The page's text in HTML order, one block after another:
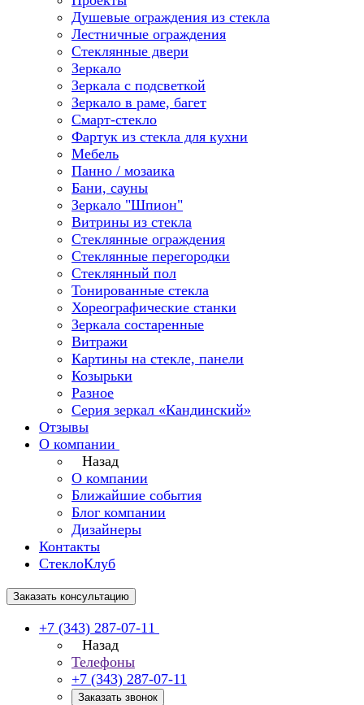
Душевые ограждения из стекла
Лестничные ограждения
Стеклянные двери
Зеркало
Зеркала с подсветкой
Зеркало в раме, багет
Смарт-стекло
Фартук из стекла для кухни
Мебель
Панно / мозаика
Бани, сауны
Зеркало "Шпион"
Витрины из стекла
Стеклянные ограждения
Стеклянные перегородки
Стеклянный пол
Тонированные стекла
Хореографические станки
Зеркала состаренные
Витражи
Картины на стекле, панели
Козырьки
Разное
Серия зеркал «Кандинский»
Отзывы
О компании
Назад
О компании
Ближайшие события
Блог компании
Дизайнеры
Контакты
СтеклоКлуб
Заказать консультацию
+7 (343) 287-07-11
Назад
Телефоны
+7 (343) 287-07-11
Заказать звонок